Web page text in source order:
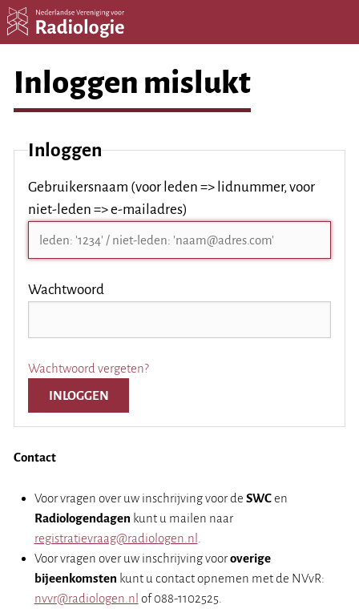
Inloggen mislukt
Inloggen
Gebruikersnaam (voor leden => lidnummer, voor
niet-leden => e-mailadres)
Wachtwoord
Wachtwoord vergeten?
Contact
Voor vragen over uw inschrijving voor de SWC en
Radiologendagen kunt u mailen naar
registratievraag@radiologen.nl
Voor vragen over uw inschrijving vooroverige
bijeenkomsten kunt u contact opnemen met de NVvR:
nvvr@radiologen.nl of 088-1102525.